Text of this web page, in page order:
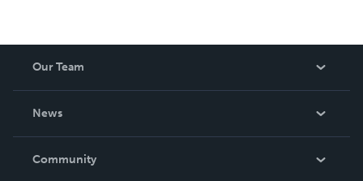
Our Team
News
In The News
Community